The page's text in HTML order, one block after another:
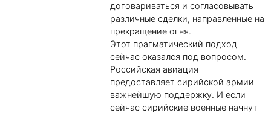
договариваться и согласовывать
различные сделки, направленные на
прекращение огня.
Этот прагматический подход
сейчас оказался под вопросом.
Российская авиация
предоставляет сирийской армии
важнейшую поддержку. И если
сейчас сирийские военные начнут